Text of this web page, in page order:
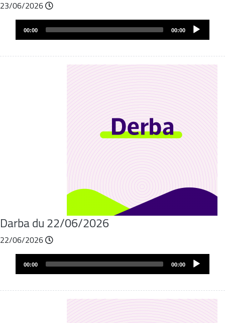
00:00
00:00
Darba du 22/06/2026
00:00
00:00